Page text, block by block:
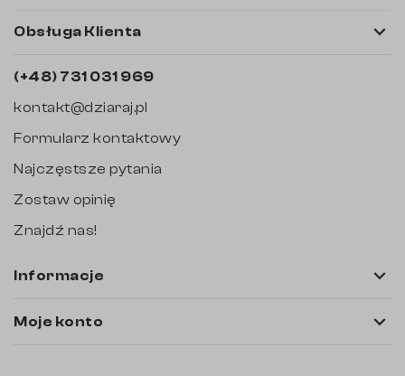
Obsługa Klienta 
(+48) 731 031 969
kontakt@dziaraj.pl
Formularz kontaktowy
Najczęstsze pytania
Zostaw opinię
Znajdź nas!
Informacje 
Moje konto 